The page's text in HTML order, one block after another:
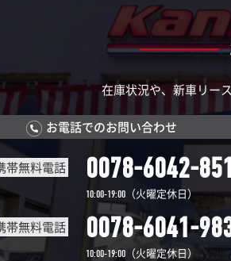
在庫状況や、新車リー
お電話でのお問い合わせ
帯無料電話 0078-6042-
10:00-19:00 （火曜定休日）
帯無料電話 0078-6041-
10:00-19:00 （火曜定休日）